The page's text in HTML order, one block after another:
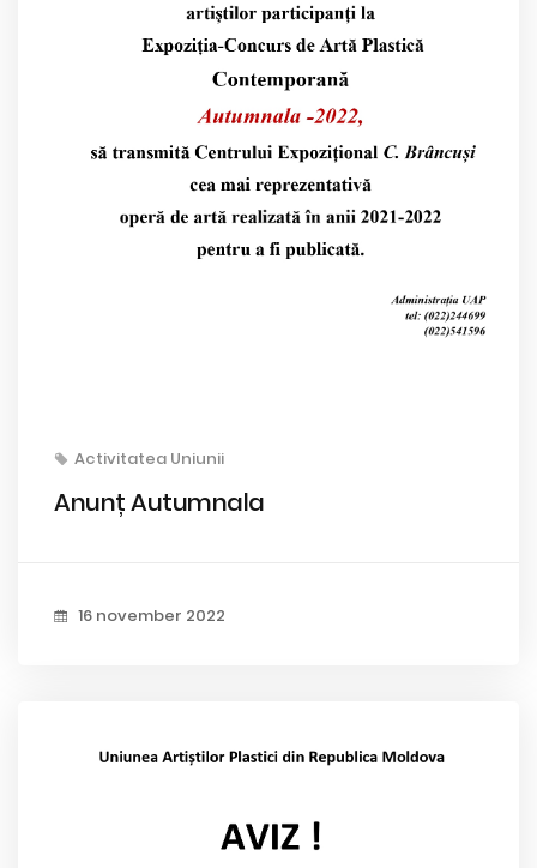
Activitatea Uniunii
Anunț Autumnala
16 november 2022